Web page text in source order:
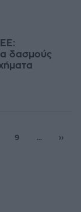
δασμούς
9 ... ››